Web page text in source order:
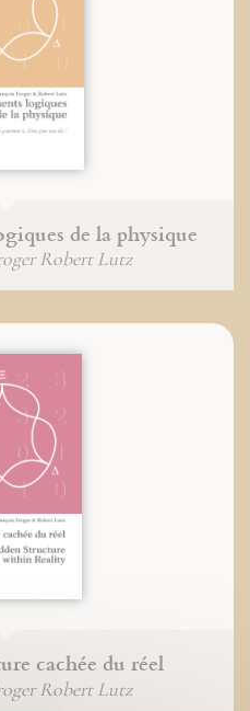
de la physique
Robert Lutz
cachée du réel
Robert Lutz